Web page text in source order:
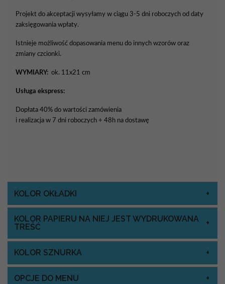
Projekt do akceptacji wysyłamy w ciągu 3-5 dni roboczych od daty
zaksięgowania wpłaty.
Istnieje możliwość dopasowania menu do innych wzorów oraz
zmiany czcionki.
WYMIARY: ok. 11x21 cm
Usługa ekspress:
Dopłata 40% do wartości zamówienia
i realizacja w 7 dni roboczych + 48h na dostawę
KOLOR OKŁADKI
KOLOR PAPIERU NA NIEJ JEST WYDRUKOWANA
TREŚĆ
KOLOR SZNURKA
OPCJE DO MENU